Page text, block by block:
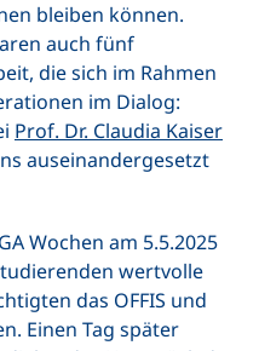
bleiben können.
auch fünf
die sich im Rahmen
im Dialog:
Prof. Dr. Claudia Kaiser
auseinandergesetzt
Wochen am 5.5.2025
wertvolle
das OFFIS und
Einen Tag später